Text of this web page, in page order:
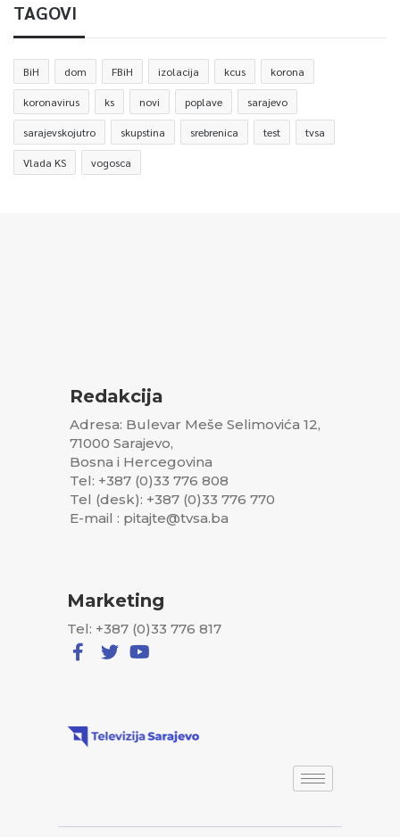
TAGOVI
BiH dom FBiH izolacija kcus korona
koronavirus ks novi poplave sarajevo
sarajevskojutro skupstina srebrenica test tvsa
Vlada KS vogosca
Redakcija
Adresa: Bulevar Meše Selimovića 12,
71000 Sarajevo,
Bosna i Hercegovina
Tel: +387 (0)33 776 808
Tel (desk): +387 (0)33 776 770
E-mail : pitajte@tvsa.ba
Marketing
Tel: +387 (0)33 776 817